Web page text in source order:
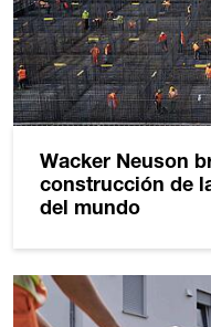
Wacker Neuson
construcción de
del mundo